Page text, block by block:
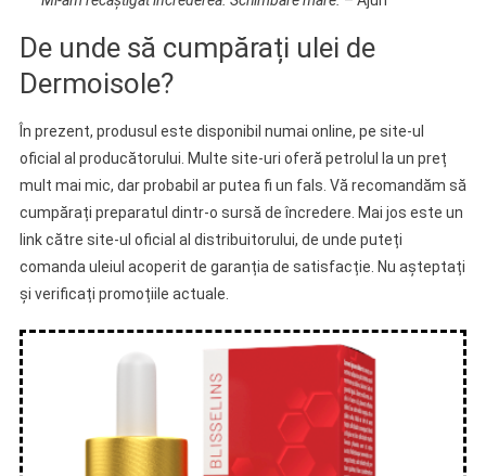
De unde să cumpărați ulei de
Dermoisole?
În prezent, produsul este disponibil numai online, pe site-ul
oficial al producătorului. Multe site-uri oferă petrolul la un preț
mult mai mic, dar probabil ar putea fi un fals. Vă recomandăm să
cumpărați preparatul dintr-o sursă de încredere. Mai jos este un
link către site-ul oficial al distribuitorului, de unde puteți
comanda uleiul acoperit de garanția de satisfacție. Nu așteptați
și verificați promoțiile actuale.